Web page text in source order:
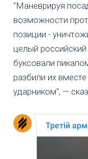
"Маневрируя
возможности
позиции -
целый
буксовали
разбили их
ударником", —